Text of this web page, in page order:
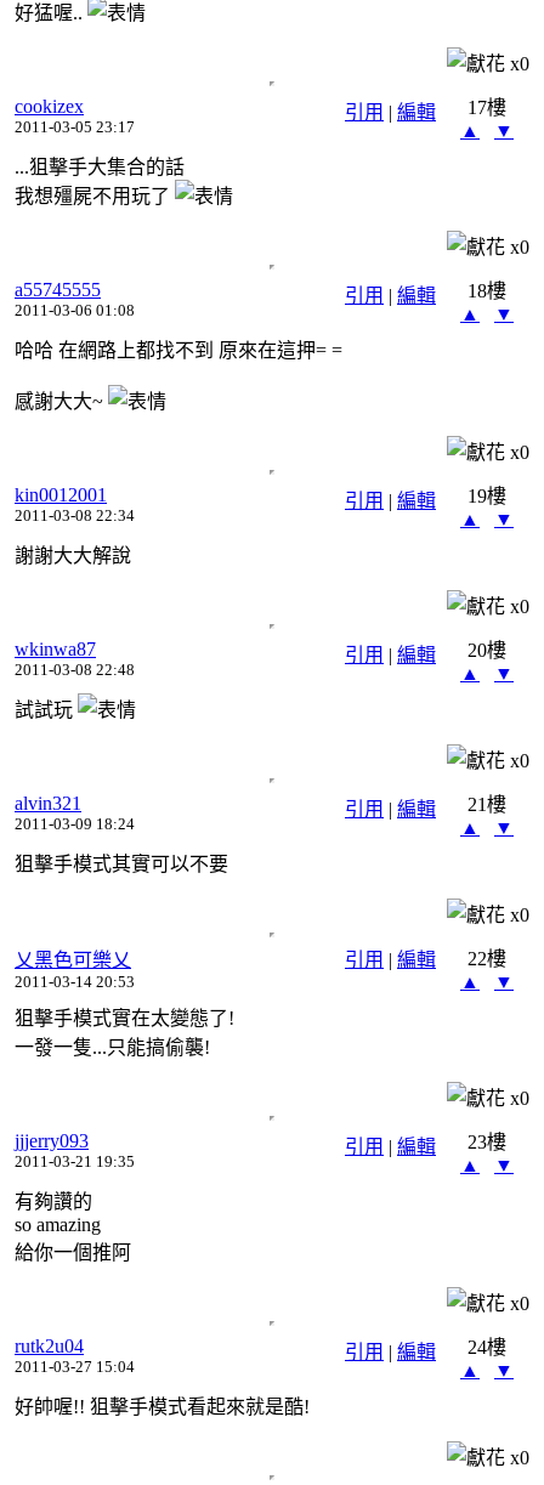
好猛喔..
x0
引用 | 編輯
cookizex
2011-03-05 23:17
17樓
▲
▼
...狙擊手大集合的話
我想殭屍不用玩了
x0
引用 | 編輯
a55745555
2011-03-06 01:08
18樓
▲
▼
哈哈 在網路上都找不到 原來在這押= =
感謝大大~
x0
引用 | 編輯
kin0012001
2011-03-08 22:34
19樓
▲
▼
謝謝大大解說
x0
引用 | 編輯
wkinwa87
2011-03-08 22:48
20樓
▲
▼
試試玩
x0
引用 | 編輯
alvin321
2011-03-09 18:24
21樓
▲
▼
狙擊手模式其實可以不要
x0
引用 | 編輯
乂黑色可樂乂
2011-03-14 20:53
22樓
▲
▼
狙擊手模式實在太變態了!
一發一隻...只能搞偷襲!
x0
引用 | 編輯
jjjerry093
2011-03-21 19:35
23樓
▲
▼
有夠讚的
so amazing
給你一個推阿
x0
引用 | 編輯
rutk2u04
2011-03-27 15:04
24樓
▲
▼
好帥喔!! 狙擊手模式看起來就是酷!
x0